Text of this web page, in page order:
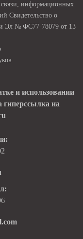
информационных
Свидетельство о
Эл № ФС77-78079 от 13
и использовании
гиперссылка на